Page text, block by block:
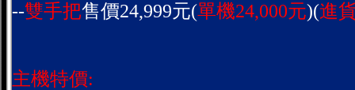
--雙手把售價24,999元(單機24,000元)(進
主機特價: